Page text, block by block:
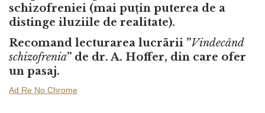
schizofreniei (mai puțin puterea de a
distinge iluziile de realitate).
Recomand lecturarea lucrãrii ”Vindecând
schizofrenia” de dr. A. Hoffer, din care ofer
un pasaj.
Ad Re No Chrome